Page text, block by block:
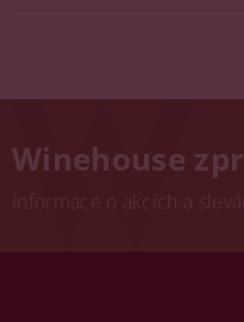
Winehouse
Informace o akcích a